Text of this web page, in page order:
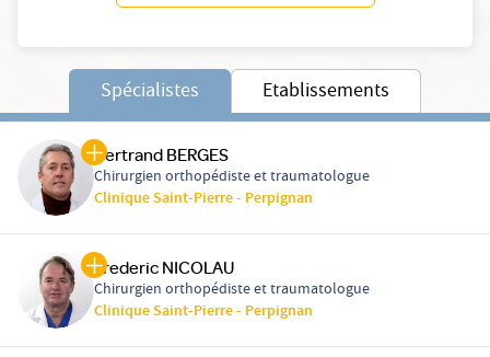
Spécialistes Etablissements
Bertrand BERGES
Chirurgien orthopédiste et traumatologue
Clinique Saint-Pierre - Perpignan
Frederic NICOLAU
Chirurgien orthopédiste et traumatologue
Clinique Saint-Pierre - Perpignan